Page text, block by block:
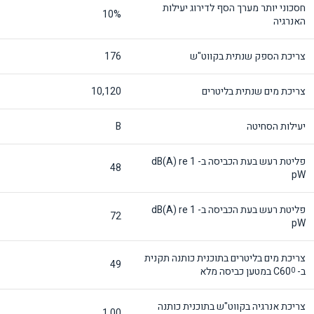
חסכוני יותר מערך הסף לדירוג יעילות
האנרגיה
10%
צריכת הספק שנתית בקווט"ש 176
צריכת מים שנתית בליטרים 10,120
יעילות הסחיטה B
פליטת רעש בעת הכביסה ב- dB(A) re 1
pW
48
פליטת רעש בעת הכביסה ב- dB(A) re 1
pW
72
צריכת מים בליטרים בתוכנית כותנה תקנית
ב- C60 0 במטען כביסה מלא 49
צריכת אנרגיה בקווט"ש בתוכנית כותנה